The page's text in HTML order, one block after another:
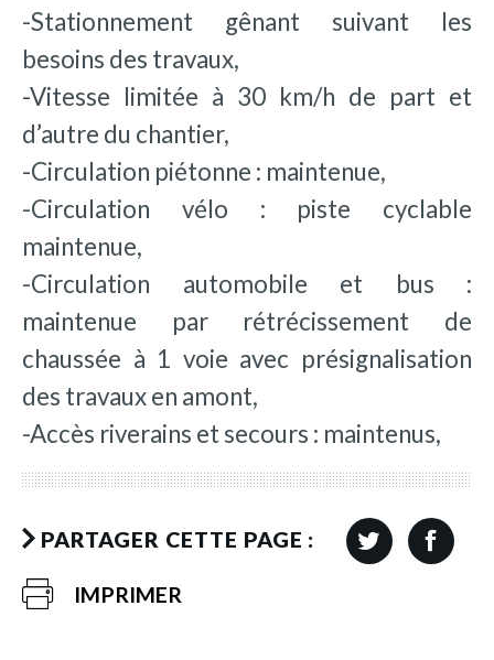
-Stationnement gênant suivant les
besoins des travaux,
-Vitesse limitée à 30 km/h de part et
d’autre du chantier,
-Circulation piétonne : maintenue,
-Circulation vélo : piste cyclable
maintenue,
-Circulation automobile et bus :
maintenue par rétrécissement de
chaussée à 1 voie avec présignalisation
des travaux en amont,
-Accès riverains et secours : maintenus,
PARTAGER CETTE PAGE :
IMPRIMER